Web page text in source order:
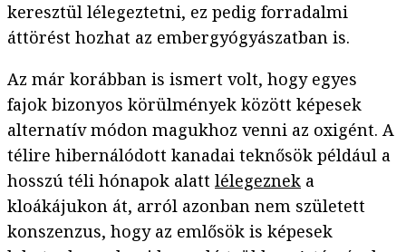
keresztül lélegeztetni, ez pedig forradalmi
áttörést hozhat az embergyógyászatban is.
Az már korábban is ismert volt, hogy egyes
fajok bizonyos körülmények között képesek
alternatív módon magukhoz venni az oxigént. A
télire hibernálódott kanadai teknősök például a
hosszú téli hónapok alatt lélegeznek a
kloákájukon át, arról azonban nem született
konszenzus, hogy az emlősök is képesek